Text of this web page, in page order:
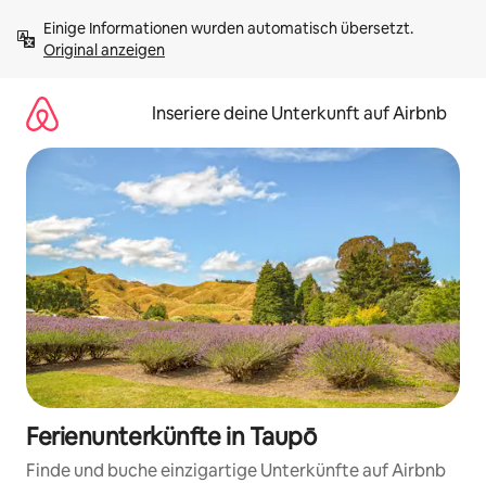
Inhalten
springenOriginal anzeigen
Inseriere deine Unterkunft auf Airbnb
Ferienunterkünfte in Taupō
Finde und buche einzigartige Unterkünfte auf Airbnb